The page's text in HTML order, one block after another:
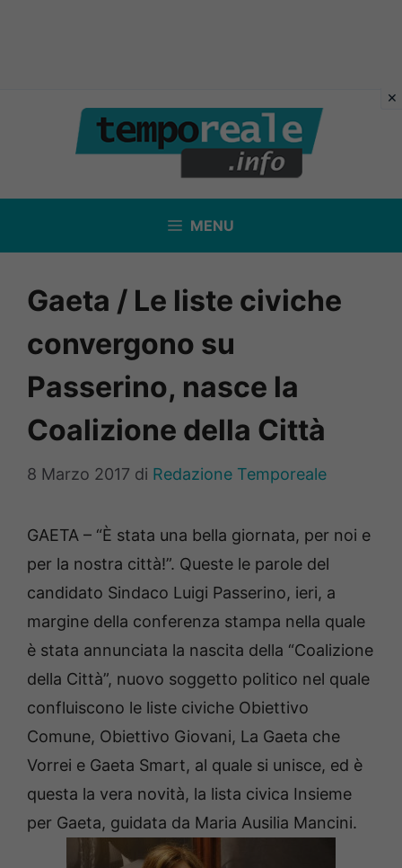
contenuto
MENU
Gaeta / Le liste civiche
convergono su
Passerino, nasce la
Coalizione della Città
8 Marzo 2017 di Redazione Temporeale
GAETA – “È stata una bella giornata, per noi e
per la nostra città!”. Queste le parole del
candidato Sindaco Luigi Passerino, ieri, a
margine della conferenza stampa nella quale
è stata annunciata la nascita della “Coalizione
della Città”, nuovo soggetto politico nel quale
confluiscono le liste civiche Obiettivo
Comune, Obiettivo Giovani, La Gaeta che
Vorrei e Gaeta Smart, al quale si unisce, ed è
questa la vera novità, la lista civica Insieme
per Gaeta, guidata da Maria Ausilia Mancini.